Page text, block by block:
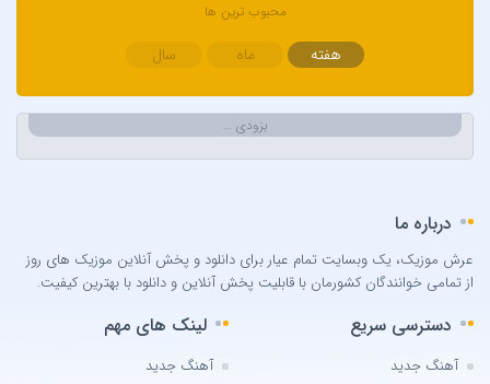
Bilal Sonses & Deniz Toprak
Burak Buluk & Zara & Kurtuluş Kuş
Can Bonomo
Cenk Türk
Cinare Melikzade
Çinarə Məlikzadə
محبوب ترین ها
هفته ماه سال
بزودی …
درباره ما
عرش موزیک، یک وبسایت تمام عیار برای دانلود و پخش آنلاین موزیک های روز
از تمامی خوانندگان کشورمان با قابلیت پخش آنلاین و دانلود با بهترین کیفیت.
دسترسی سریع
آهنگ جدید
لینک های مهم
آهنگ جدید